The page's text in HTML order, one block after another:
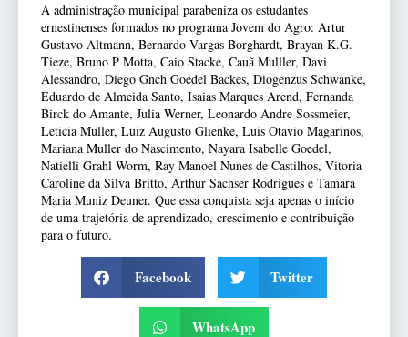
A administração municipal parabeniza os estudantes
ernestinenses formados no programa Jovem do Agro: Artur
Gustavo Altmann, Bernardo Vargas Borghardt, Brayan K.G.
Tieze, Bruno P Motta, Caio Stacke, Cauã Mulller, Davi
Alessandro, Diego Gnch Goedel Backes, Diogenzus Schwanke,
Eduardo de Almeida Santo, Isaias Marques Arend, Fernanda
Birck do Amante, Julia Werner, Leonardo Andre Sossmeier,
Leticia Muller, Luiz Augusto Glienke, Luis Otavio Magarinos,
Mariana Muller do Nascimento, Nayara Isabelle Goedel,
Natielli Grahl Worm, Ray Manoel Nunes de Castilhos, Vitoria
Caroline da Silva Britto, Arthur Sachser Rodrigues e Tamara
Maria Muniz Deuner. Que essa conquista seja apenas o início
de uma trajetória de aprendizado, crescimento e contribuição
para o futuro.
Facebook Twitter
WhatsApp